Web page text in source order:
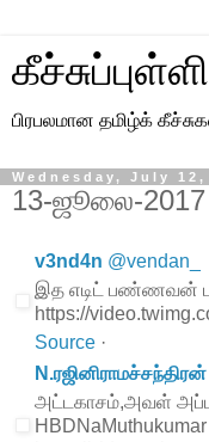
கீச்சுப்புள்ளி
பிரபலமான தமிழ்க்
Wednesday, July 12,
13-ஜூலை-2017
v3nd4n @vendan_
இத எடிட் பண்ணவன்
https://
Source ·
N.ரஜினிராமச்சந்திரன்
அட்டகாசம்,அவள் அப்படி
HBDNaMuthukumar